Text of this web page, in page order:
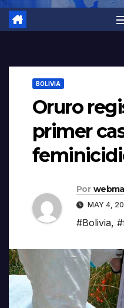
BOLIVIA
Oruro
primer
Por
MAY 4,
#Bolivia,